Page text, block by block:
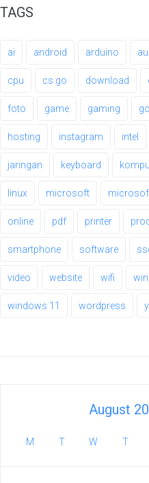
TAGS
ai android arduino
cpu cs go download
foto game gaming
hosting instagram intel
jaringan keyboard
linux microsoft
online pdf printer
smartphone software
video website wifi
windows 11 wordpress
August
M T W T